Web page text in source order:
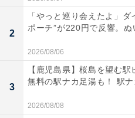
2
「やっと巡り会えたよ」ダ
ポーチ”が220円で反響。
2026/08/06
3
【鹿児島県】桜島を望む駅
無料の駅ナカ足湯も！ 駅
2026/08/08